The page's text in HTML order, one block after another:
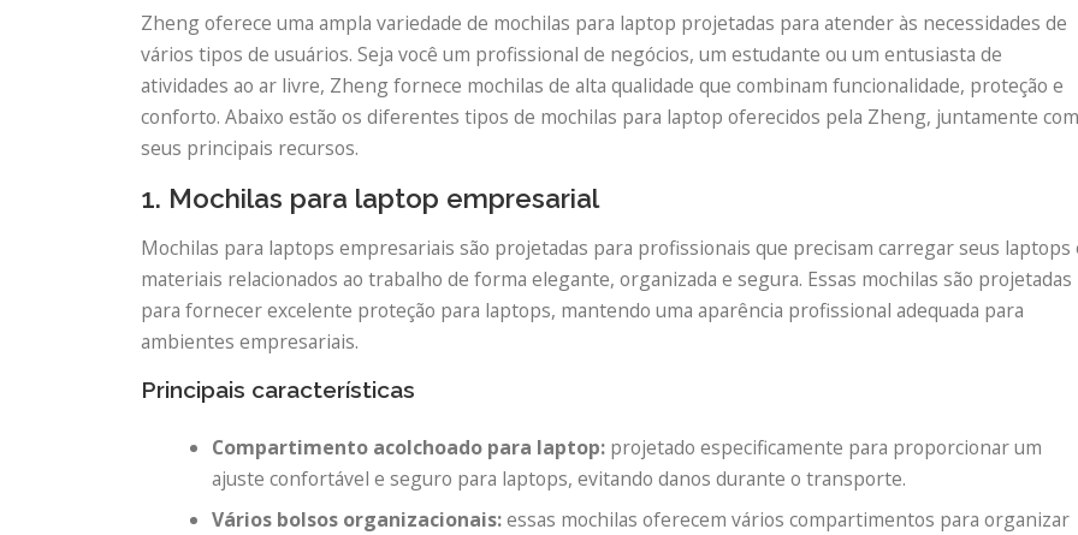
Zheng oferece uma ampla variedade de mochilas para laptop projetadas para atender às necessidades de
vários tipos de usuários. Seja você um profissional de negócios, um estudante ou um entusiasta de
atividades ao ar livre, Zheng fornece mochilas de alta qualidade que combinam funcionalidade, proteção e
conforto. Abaixo estão os diferentes tipos de mochilas para laptop oferecidos pela Zheng, juntamente com
seus principais recursos.
1. Mochilas para laptop empresarial
Mochilas para laptops empresariais são projetadas para profissionais que precisam carregar seus laptops
materiais relacionados ao trabalho de forma elegante, organizada e segura. Essas mochilas são projetadas
para fornecer excelente proteção para laptops, mantendo uma aparência profissional adequada para
ambientes empresariais.
Principais características
Compartimento acolchoado para laptop: projetado especificamente para proporcionar um
ajuste confortável e seguro para laptops, evitando danos durante o transporte.
Vários bolsos organizacionais:essas mochilas oferecem vários compartimentos para organizar